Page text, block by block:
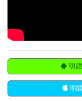
明鏡
明